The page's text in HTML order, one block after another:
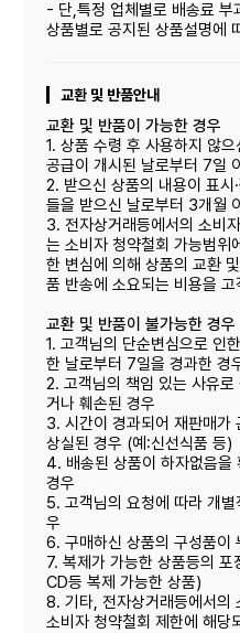
- 단,특정 업체별로 배송료 부
상품별로 공지된 상품설명에
교환 및 반품안내
교환 및 반품이 가능한 경우
1. 상품 수령 후 사용하지 않
공급이 개시된 날로부터 7일
2. 받으신 상품의 내용이 표시
들을 받으신 날로부터 3개월
3. 전자상거래등에서의 소비
는 소비자 청약철회 가능범위
한 변심에 의해 상품의 교환
품 반송에 소요되는 비용을
교환 및 반품이 불가능한 경우
1. 고객님의 단순변심으로 인
한 날로부터 7일을 경과한 경
2. 고객님의 책임 있는 사유
거나 훼손된 경우
3. 시간이 경과되어 재판매가
상실된 경우 (예:신선식품 등)
4. 배송된 상품이 하자없음을
경우
5. 고객님의 요청에 따라 개
우
6. 구매하신 상품의 구성품이
7. 복제가 가능한 상품등의
CD등 복제 가능한 상품)
8. 기타, 전자상거래등에서의
소비자 청약철회 제한에 해당